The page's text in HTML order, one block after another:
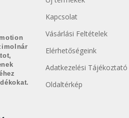
Kapcsolat
Vásárlási Feltételek
Elérhetőségeink
Adatkezelési Tájékoztató
Oldaltérkép